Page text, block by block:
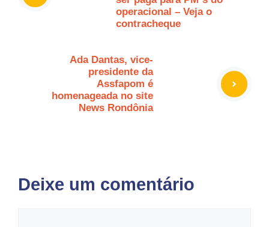
operacional – Veja o
contracheque
Ada Dantas, vice-
presidente da
Assfapom é
homenageada no site
News Rondônia
Deixe um comentário